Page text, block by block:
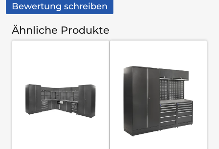
Bewertung schreiben
Ähnliche Produkte